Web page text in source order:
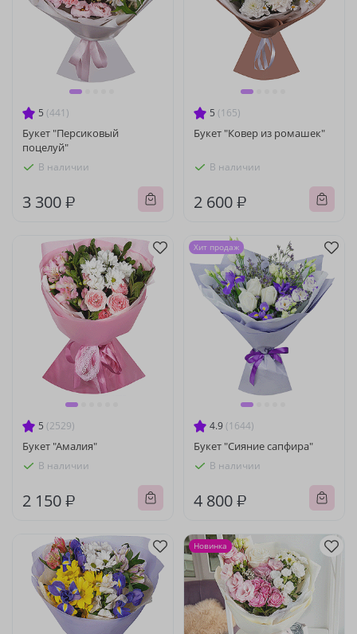
5 (441)
Букет "Персиковый
поцелуй"
В наличии
3 300 ₽
5 (165)
Букет "Ковер из ромашек"
В наличии
2 600 ₽
5 (2529)
Букет "Амалия"
В наличии
2 150 ₽
4.9 (1644)
Букет "Сияние сапфира"
В наличии
4 800 ₽
Хит продаж
Новинка